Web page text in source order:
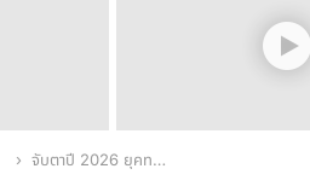
จับตาปี 2026 ยุคทอง ‘แบตเตอรี่โซเดียม’ ราคาถูกลง ขยายตลาดรถไฟฟ้า-กักเก็บพลังงาน